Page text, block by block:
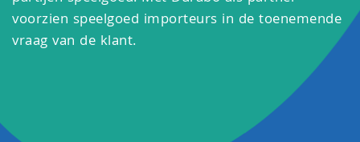
voorzien speelgoed importeurs in de toenemende
vraag van de klant.